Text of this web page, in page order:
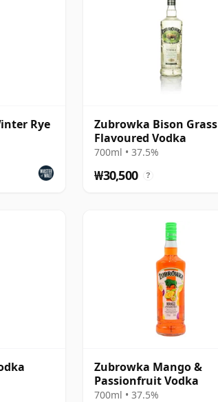
Rye
Zubrowka Bison Grass
Flavoured Vodka
700ml • 37.5%
₩30,500 ?
Zubrowka Mango &
Passionfruit Vodka
700ml • 37.5%